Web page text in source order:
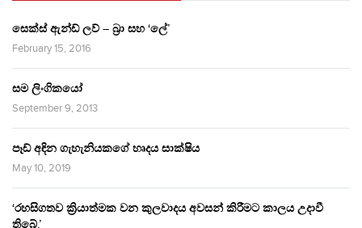
සෙක්ස් ඇන්ඩ් ලව් – බ්‍රා සහ ‘ලේ’
February 15, 2016
සම ලිංගිකයෝ
September 9, 2013
පෑඩ් අඳින ගැහැනියකගේ හෘදය සාක්ෂිය
May 10, 2019
‘රහසිගතව ක්‍රියාත්මක වන කුලවාදය අවසන් කිරීමට කාලය උදාවී
තිබේ.’